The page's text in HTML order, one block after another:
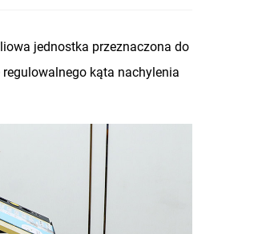
jednostka przeznaczona do
kąta nachylenia